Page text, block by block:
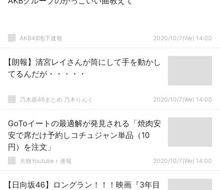
AKB48地下速報 2020/10/7(We) 14:00
【朗報】清宮レイさんが筒にして手を動かし
てるんだが・・・・・
乃木坂46まとめ 乃木りんく 2020/10/7(We) 14:00
GoToイートの最適解が発見される「焼肉安
安で席だけ予約しコチュジャン単品（10
円）を注文」
大物Youtubeｒ速報 2020/10/7(We) 14:00
【日向坂46】ロングラン！！！映画『3年目